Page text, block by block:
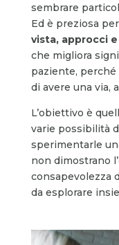
sembrare
Ed è preziosa
vista, approcci e
che migliora
paziente,
di avere una via,
L’obiettivo è
varie possibilità
sperimentarle
non dimostrano
consapevolezza
da esplorare